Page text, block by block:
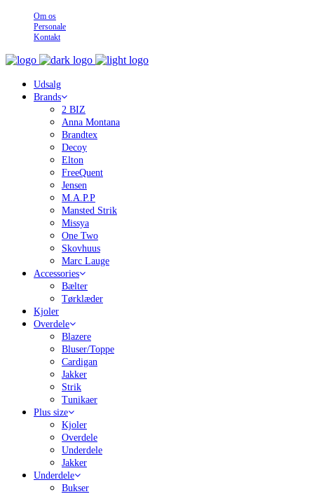
Om os
Personale
Kontakt
Udsalg
Brands
2 BIZ
Anna Montana
Brandtex
Decoy
Elton
FreeQuent
Jensen
M.A.P.P
Mansted Strik
Missya
One Two
Skovhuus
Marc Lauge
Accessories
Bælter
Tørklæder
Kjoler
Overdele
Blazere
Bluser/Toppe
Cardigan
Jakker
Strik
Tunikaer
Plus size
Kjoler
Overdele
Underdele
Jakker
Underdele
Bukser